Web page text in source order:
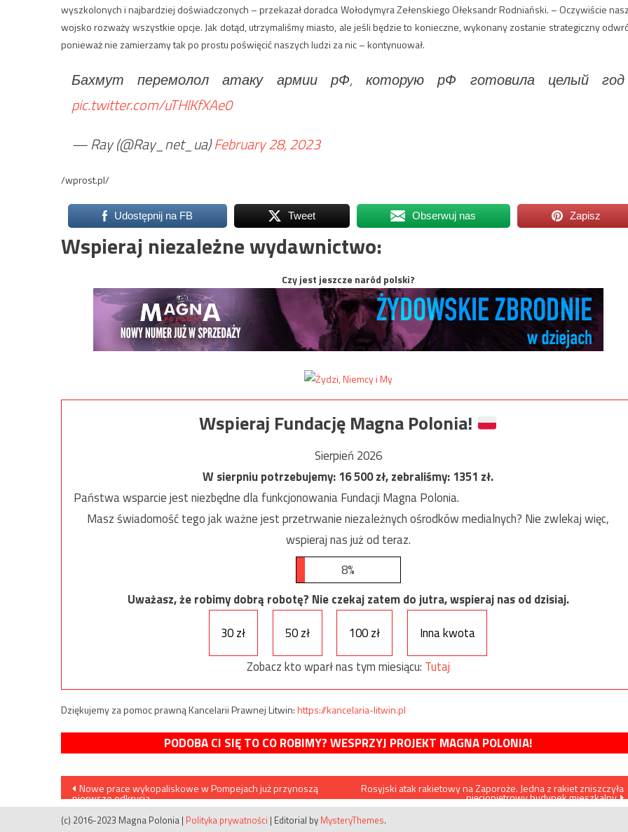
wyszkolonych i najbardziej doświadczonych – przekazał doradca Wołodymyra Zełenskiego Ołeksandr Rodniański. – Oczywiście
wojsko rozważy wszystkie opcje. Jak dotąd, utrzymaliśmy miasto, ale jeśli będzie to konieczne, wykonany zostanie strategiczny
ponieważ nie zamierzamy tak po prostu poświęcić naszych ludzi za nic – kontynuował.
Бахмут перемолол атаку армии рФ, которую рФ готовила целый год
pic.twitter.com/uTHlKfXAe0
— Ray (@Ray_net_ua)February 28, 2023
/wprost.pl/
Udostępnij na FB Tweet Obserwuj nas Zapisz
Wspieraj niezależne wydawnictwo:
Czy jest jeszcze naród polski?
Wspieraj Fundację Magna Polonia!
Sierpień 2026
W sierpniu potrzebujemy:16 500zł, zebraliśmy:1351 zł.
Państwa wsparcie jest niezbędne dla funkcjonowania Fundacji Magna Polonia.
Masz świadomość tego jak ważne jest przetrwanie niezależnych ośrodków medialnych? Nie zwlekaj więc,
wspieraj nas już od teraz.
8%
Uważasz, że robimy dobrą robotę? Nie czekaj zatem do jutra, wspieraj nas od dzisiaj.
30 zł
50 zł 100 zł
Inna kwota
Zobacz kto wparł nas tym miesiącu: Tutaj
Dziękujemy za pomoc prawną Kancelarii Prawnej Litwin:https://kancelaria-litwin.pl
PODOBA CI SIĘ TO CO ROBIMY? WESPRZYJ PROJEKT MAGNA POLONIA!
Nawigacja
wpisu
Nowe prace wykopaliskowe w Pompejach już przynoszą
pierwsze odkrycia
Rosyjski atak rakietowy na Zaporoże. Jedna z rakiet zniszczyła
pięciopiętrowy budynek mieszkalny
(c) 2016-2023 Magna Polonia | Polityka prywatności | Editorial by MysteryThemes.